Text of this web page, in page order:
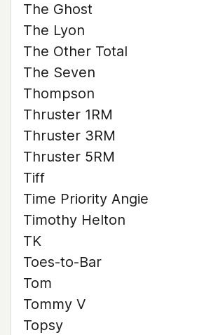
The Ghost
The Lyon
The Other Total
The Seven
Thompson
Thruster 1RM
Thruster 3RM
Thruster 5RM
Tiff
Time Priority Angie
Timothy Helton
TK
Toes-to-Bar
Tom
Tommy V
Topsy